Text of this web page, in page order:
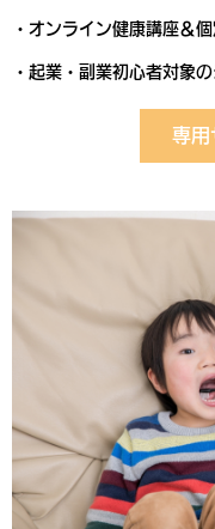
・オンライン健康講座＆
・起業・副業初心者対象
専用